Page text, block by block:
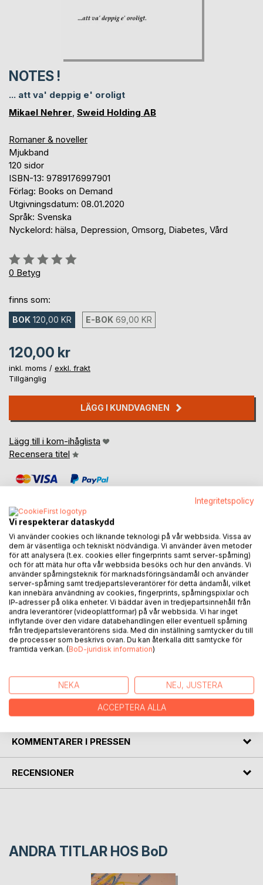
NOTES !
... att va' deppig e' oroligt
Mikael Nehrer Sweid Holding AB
Romaner & noveller
Mjukband
120 sidor
ISBN-13: 9789176997901
Förlag: Books on Demand
Utgivningsdatum: 08.01.2020
Språk: Svenska
Nyckelord: hälsa, Depression, Omsorg, Diabetes, Vård
Betyg::
0%
0 Betyg
finns som:
BOK 120,00 KR E-BOK 69,00 KR
120,00 kr
inkl. moms / exkl. frakt
Tillgänglig
LÄGG I KUNDVAGNEN
Lägg till i kom-ihåglista
Recensera titel
BESKRIVNING
Det svänger om det, livet, sammanhanget som vi kallar
hälsa. Konsten att upptäcka det förebygger all ohälsa, från
depression till diabetes, eller både och. Vi mäter, noterar,
nya & gamla metoder som för att överlista oss själva, med
en gnista tillvaro. Från Zen till Parcours, från Olympen till
mormors kök, från noll till hundra, söker vi svar på tal,
tankar, tolkningar
Ditt bästa för Ditt bästa finns, och Du !
KOMMENTARER I PRESSEN
RECENSIONER
ANDRA TITLAR HOS BoD
Integritetspolicy
Vi respekterar dataskydd
Vi använder cookies och liknande teknologi på vår webbsida. Vissa av
dem är väsentliga och tekniskt nödvändiga. Vi använder även metoder
för att analysera (t.ex. cookies eller fingerprints samt server-spårning)
och för att mäta hur ofta vår webbsida besöks och hur den används. Vi
använder spårningsteknik för marknadsföringsändamål och använder
server-spårning samt tredjepartsleverantörer för detta ändamål, vilket
kan innebära användning av cookies, fingerprints, spårningspixlar och
IP-adresser på olika enheter. Vi bäddar även in tredjepartsinnehåll från
andra leverantörer (videoplattformar) på vår webbsida. Vi har inget
inflytande över den vidare databehandlingen eller eventuell spårning
från tredjepartsleverantörens sida. Med din inställning samtycker du till
de processer som beskrivs ovan. Du kan återkalla ditt samtycke för
framtida verkan. (BoD-juridisk information)
NEKA NEJ, JUSTERA
ACCEPTERA ALLA